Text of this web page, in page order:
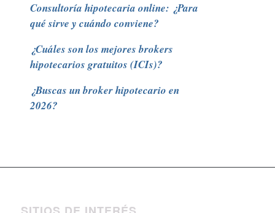
Consultoría hipotecaria online: ¿Para
qué sirve y cuándo conviene?
¿Cuáles son los mejores brokers
hipotecarios gratuitos (ICIs)?
¿Buscas un broker hipotecario en
2026?